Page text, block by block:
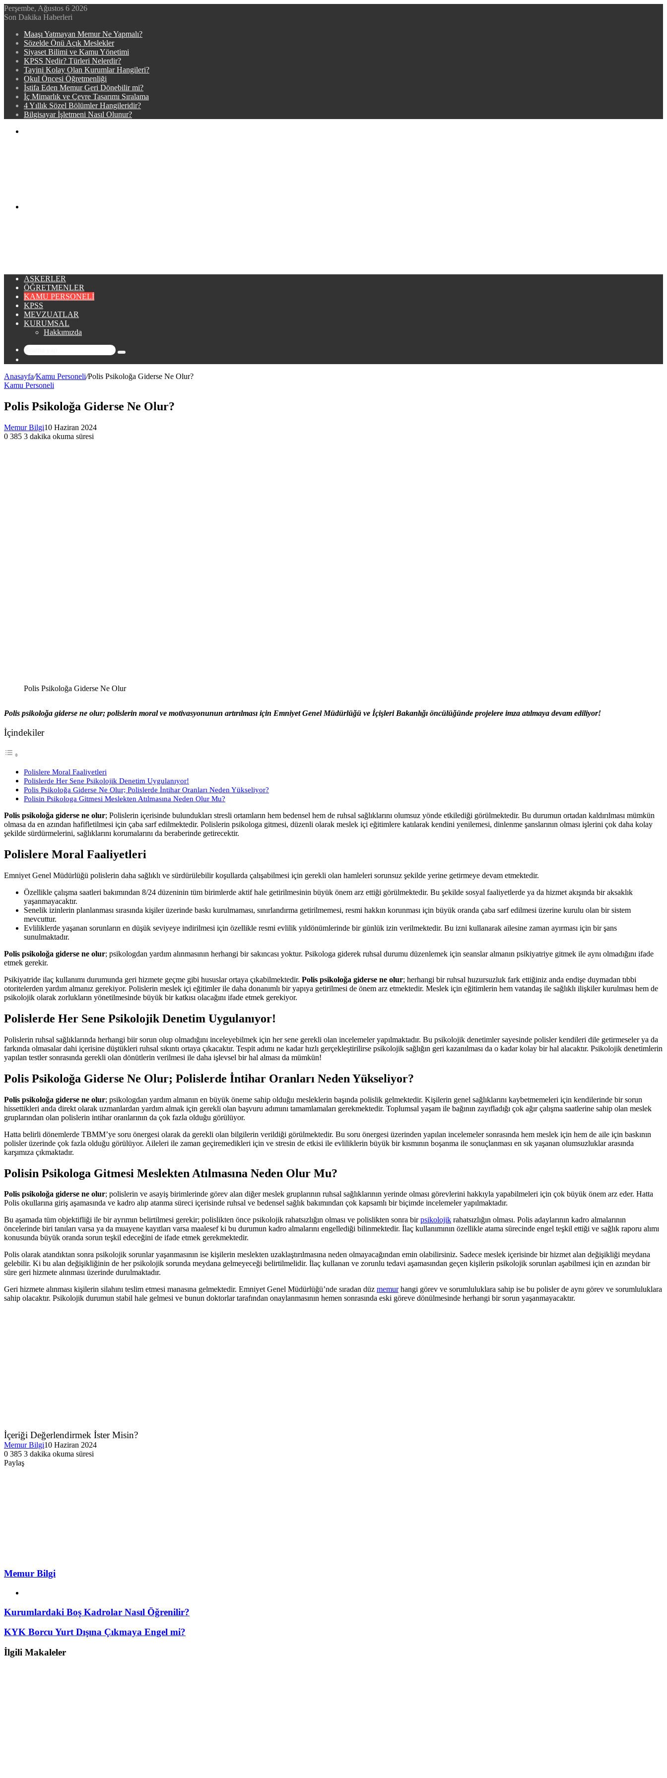
Perşembe, Ağustos 6 2026
Son Dakika Haberleri
Maaşı Yatmayan Memur Ne Yapmalı?
Sözelde Önü Açık Meslekler
Siyaset Bilimi ve Kamu Yönetimi
KPSS Nedir? Türleri Nelerdir?
Tayini Kolay Olan Kurumlar Hangileri?
Okul Öncesi Öğretmenliği
İstifa Eden Memur Geri Dönebilir mi?
İç Mimarlık ve Çevre Tasarımı Sıralama
4 Yıllık Sözel Bölümler Hangileridir?
Bilgisayar İşletmeni Nasıl Olunur?
ASKERLER
ÖĞRETMENLER
KAMU PERSONELI
KPSS
MEVZUATLAR
KURUMSAL
Hakkımızda
Arama
yap
Anasayfa/Kamu Personeli/Polis Psikoloğa Giderse Ne Olur?
Kamu Personeli
Polis Psikoloğa Giderse Ne Olur?
Memur Bilgi10 Haziran 2024
0 385 3 dakika okuma süresi
Polis Psikoloğa Giderse Ne Olur
Polis psikoloğa giderse ne olur; polislerin moral ve motivasyonunun artırılması için Emniyet Genel Müdürlüğü ve İçişleri Bakanlığı öncülüğünde projelere imza atılmaya devam ediliyor!
İçindekiler
Polislere Moral Faaliyetleri
Polislerde Her Sene Psikolojik Denetim Uygulanıyor!
Polis Psikoloğa Giderse Ne Olur; Polislerde İntihar Oranları Neden Yükseliyor?
Polisin Psikologa Gitmesi Meslekten Atılmasına Neden Olur Mu?
Polis psikoloğa giderse ne olur; Polislerin içerisinde bulundukları stresli ortamların hem bedensel hem de ruhsal sağlıklarını olumsuz yönde etkilediği görülmektedir. Bu durumun ortadan kaldırılması mümkün
olmasa da en azından hafifletilmesi için çaba sarf edilmektedir. Polislerin psikologa gitmesi, düzenli olarak meslek içi eğitimlere katılarak kendini yenilemesi, dinlenme şanslarının olması işlerini çok daha kolay
şekilde sürdürmelerini, sağlıklarını korumalarını da beraberinde getirecektir.
Polislere Moral Faaliyetleri
Emniyet Genel Müdürlüğü polislerin daha sağlıklı ve sürdürülebilir koşullarda çalışabilmesi için gerekli olan hamleleri sorunsuz şekilde yerine getirmeye devam etmektedir.
Özellikle çalışma saatleri bakımından 8/24 düzeninin tüm birimlerde aktif hale getirilmesinin büyük önem arz ettiği görülmektedir. Bu şekilde sosyal faaliyetlerde ya da hizmet akışında bir aksaklık
yaşanmayacaktır.
Senelik izinlerin planlanması sırasında kişiler üzerinde baskı kurulmaması, sınırlandırma getirilmemesi, resmi hakkın korunması için büyük oranda çaba sarf edilmesi üzerine kurulu olan bir sistem
mevcuttur.
Evliliklerde yaşanan sorunların en düşük seviyeye indirilmesi için özellikle resmi evlilik yıldönümlerinde bir günlük izin verilmektedir. Bu izni kullanarak ailesine zaman ayırması için bir şans
sunulmaktadır.
Polis psikoloğa giderse ne olur; psikologdan yardım alınmasının herhangi bir sakıncası yoktur. Psikologa giderek ruhsal durumu düzenlemek için seanslar almanın psikiyatriye gitmek ile aynı olmadığını ifade
etmek gerekir.
Psikiyatride ilaç kullanımı durumunda geri hizmete geçme gibi hususlar ortaya çıkabilmektedir. Polis psikoloğa giderse ne olur; herhangi bir ruhsal huzursuzluk fark ettiğiniz anda endişe duymadan tıbbi
otoritelerden yardım almanız gerekiyor. Polislerin meslek içi eğitimler ile daha donanımlı bir yapıya getirilmesi de önem arz etmektedir. Meslek için eğitimlerin hem vatandaş ile sağlıklı ilişkiler kurulması hem de
psikolojik olarak zorlukların yönetilmesinde büyük bir katkısı olacağını ifade etmek gerekiyor.
Polislerde Her Sene Psikolojik Denetim Uygulanıyor!
Polislerin ruhsal sağlıklarında herhangi biir sorun olup olmadığını inceleyebilmek için her sene gerekli olan incelemeler yapılmaktadır. Bu psikolojik denetimler sayesinde polisler kendileri dile getirmeseler ya da
farkında olmasalar dahi içerisine düştükleri ruhsal sıkıntı ortaya çıkacaktır. Tespit adımı ne kadar hızlı gerçekleştirilirse psikolojik sağlığın geri kazanılması da o kadar kolay bir hal alacaktır. Psikolojik denetimlerin
yapılan testler sonrasında gerekli olan dönütlerin verilmesi ile daha işlevsel bir hal alması da mümkün!
Polis Psikoloğa Giderse Ne Olur; Polislerde İntihar Oranları Neden Yükseliyor?
Polis psikoloğa giderse ne olur; psikologdan yardım almanın en büyük öneme sahip olduğu mesleklerin başında polislik gelmektedir. Kişilerin genel sağlıklarını kaybetmemeleri için kendilerinde bir sorun
hissettikleri anda direkt olarak uzmanlardan yardım almak için gerekli olan başvuru adımını tamamlamaları gerekmektedir. Toplumsal yaşam ile bağının zayıfladığı çok ağır çalışma saatlerine sahip olan meslek
gruplarından olan polislerin intihar oranlarının da çok fazla olduğu görülüyor.
Hatta belirli dönemlerde TBMM’ye soru önergesi olarak da gerekli olan bilgilerin verildiği görülmektedir. Bu soru önergesi üzerinden yapılan incelemeler sonrasında hem meslek için hem de aile için baskının
polisler üzerinde çok fazla olduğu görülüyor. Aileleri ile zaman geçiremedikleri için ve stresin de etkisi ile evliliklerin büyük bir kısmının boşanma ile sonuçlanması en sık yaşanan olumsuzluklar arasında
karşımıza çıkmaktadır.
Polisin Psikologa Gitmesi Meslekten Atılmasına Neden Olur Mu?
Polis psikoloğa giderse ne olur; polislerin ve asayiş birimlerinde görev alan diğer meslek gruplarının ruhsal sağlıklarının yerinde olması görevlerini hakkıyla yapabilmeleri için çok büyük önem arz eder. Hatta
Polis okullarına giriş aşamasında ve kadro alıp atanma süreci içerisinde ruhsal ve bedensel sağlık bakımından çok kapsamlı bir biçimde incelemeler yapılmaktadır.
Bu aşamada tüm objektifliği ile bir ayrımın belirtilmesi gerekir; polislikten önce psikolojik rahatsızlığın olması ve polislikten sonra birpsikolojik rahatsızlığın olması. Polis adaylarının kadro almalarının
öncelerinde biri tanıları varsa ya da muayene kayıtları varsa maalesef ki bu durumun kadro almalarını engellediği bilinmektedir. İlaç kullanımının özellikle atama sürecinde engel teşkil ettiği ve sağlık raporu alımı
konusunda büyük oranda sorun teşkil edeceğini de ifade etmek gerekmektedir.
Polis olarak atandıktan sonra psikolojik sorunlar yaşanmasının ise kişilerin meslekten uzaklaştırılmasına neden olmayacağından emin olabilirsiniz. Sadece meslek içerisinde bir hizmet alan değişikliği meydana
gelebilir. Ki bu alan değişikliğinin de her psikolojik sorunda meydana gelmeyeceği belirtilmelidir. İlaç kullanan ve zorunlu tedavi aşamasından geçen kişilerin psikolojik sorunları aşabilmesi için en azından bir
süre geri hizmete alınması üzerinde durulmaktadır.
Geri hizmete alınması kişilerin silahını teslim etmesi manasına gelmektedir. Emniyet Genel Müdürlüğü’nde sıradan düz memurhangi görev ve sorumluluklara sahip ise bu polisler de aynı görev ve sorumluluklara
sahip olacaktır. Psikolojik durumun stabil hale gelmesi ve bunun doktorlar tarafından onaylanmasının hemen sonrasında eski göreve dönülmesinde herhangi bir sorun yaşanmayacaktır.
İçeriği Değerlendirmek İster Misin?
Memur Bilgi10 Haziran 2024
0 385 3 dakika okuma süresi
Facebook
Twitter
LinkedIn
Tumblr
Pinterest
Reddit
VKontakte
Odnoklassniki
Pocket
Paylaş
Memur Bilgi
Kurumlardaki Boş Kadrolar Nasıl Öğrenilir?
KYK Borcu Yurt Dışına Çıkmaya Engel mi?
İlgili Makaleler